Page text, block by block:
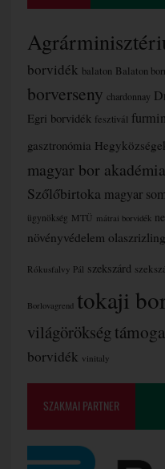
borvidék balaton Balaton
borverseny chardonnay
Egri borvidék fesztivál
gasztronómia
magyar bor akadémia
Szőlőbirtoka magyar
ügynökség MTÜ mátrai borvidék
növényvédelem olaszrizling
Rókusfalvy Pál szekszárd
Borlovagrend tokaji
világörökség
borvidék vinitaly
SZAKMAI PARTNER